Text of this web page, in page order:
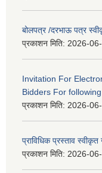
बोलपत्र /दरभाऊ पत्र
प्रकाशन मिति: 2026-
Invitation For
Bidders For following
प्रकाशन मिति: 2026-
प्राविधिक प्रस्ताव
प्रकाशन मिति: 2026-